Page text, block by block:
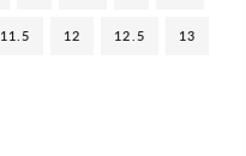
11.5 12 12.5 13